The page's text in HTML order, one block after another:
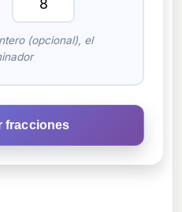
(opcional), el
fracciones